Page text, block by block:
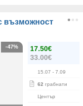
възможност
17.50€
33.00€
15.07 - 7.09
62 грабнати
Център
-47%